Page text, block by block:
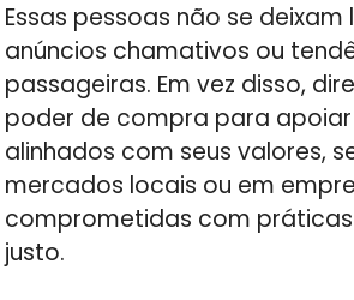
Essas pessoas não se deixam
anúncios chamativos ou
passageiras. Em vez disso,
poder de compra para
alinhados com seus valores,
mercados locais ou em
comprometidas com
justo.